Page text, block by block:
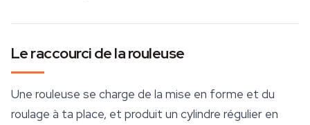
Le raccourci de la rouleuse
Une rouleuse se charge de la mise en forme et du
roulage à ta place, et produit un cylindre régulier en